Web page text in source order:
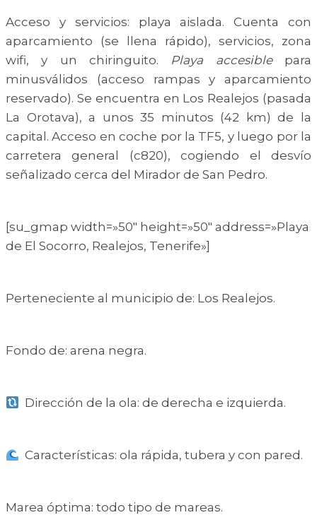
Acceso y servicios: playa aislada. Cuenta con
aparcamiento (se llena rápido), servicios, zona
wifi, y un chiringuito. Playa accesiblepara
minusválidos (acceso rampas y aparcamiento
reservado). Se encuentra en Los Realejos (pasada
La Orotava), a unos 35 minutos (42 km) de la
capital. Acceso en coche por la TF5, y luego por la
carretera general (c820), cogiendo el desvío
señalizado cerca del Mirador de San Pedro.
[su_gmap width=»50″ height=»50″ address=»Playa
de El Socorro, Realejos, Tenerife»]
Perteneciente al municipio de: Los Realejos.
Fondo de: arena negra.
Dirección de la ola: de derecha e izquierda.
Características: ola rápida, tubera y con pared.
Marea óptima: todo tipo de mareas.